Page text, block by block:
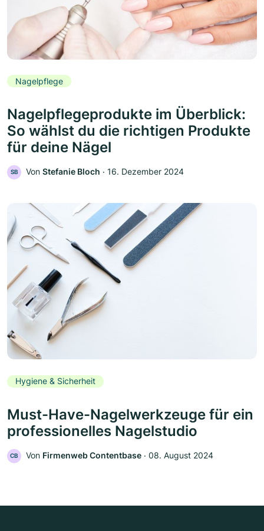
Nagelpflege
Nagelpflegeprodukte im Überblick:
So wählst du die richtigen Produkte
für deine Nägel
SB Von Stefanie Bloch ‧ 16. Dezember 2024
Hygiene & Sicherheit
Must-Have-Nagelwerkzeuge für ein
professionelles Nagelstudio
CB Von Firmenweb Contentbase ‧ 08. August 2024